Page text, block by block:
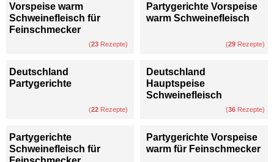
Vorspeise warm
Schweinefleisch für
Feinschmecker
(23 Rezepte)
Partygerichte Vorspeise
warm Schweinefleisch
(29 Rezepte)
Deutschland
Partygerichte
(22 Rezepte)
Deutschland
Hauptspeise
Schweinefleisch
(36 Rezepte)
Partygerichte
Schweinefleisch für
Partygerichte Vorspeise
warm für Feinschmecker